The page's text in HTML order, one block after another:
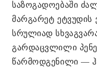
საზოგადოებაში
მარგარეტ ეტვუდის
სრულიად
გარდაცვლილი
წარმოდგენილი —